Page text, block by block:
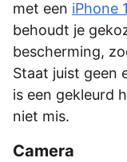
met een iPhone
behoudt je
bescherming,
Staat juist geen
is een gekleurd
niet mis.
Camera